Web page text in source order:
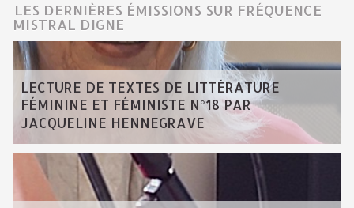
LES DERNIÈRES ÉMISSIONS SUR FRÉQUENCE
MISTRAL DIGNE
LECTURE DE TEXTES DE LITTÉRATURE
FÉMININE ET FÉMINISTE N°18 PAR
JACQUELINE HENNEGRAVE